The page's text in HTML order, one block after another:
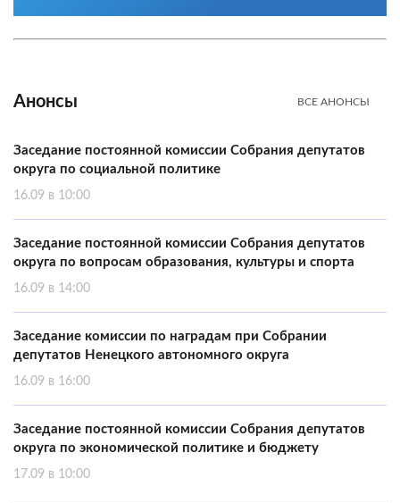
Анонсы ВСЕ АНОНСЫ
Заседание постоянной комиссии Собрания депутатов
округа по социальной политике
16.09 в 10:00
Заседание постоянной комиссии Собрания депутатов
округа по вопросам образования, культуры и спорта
16.09 в 14:00
Заседание комиссии по наградам при Собрании
депутатов Ненецкого автономного округа
16.09 в 16:00
Заседание постоянной комиссии Собрания депутатов
округа по экономической политике и бюджету
17.09 в 10:00